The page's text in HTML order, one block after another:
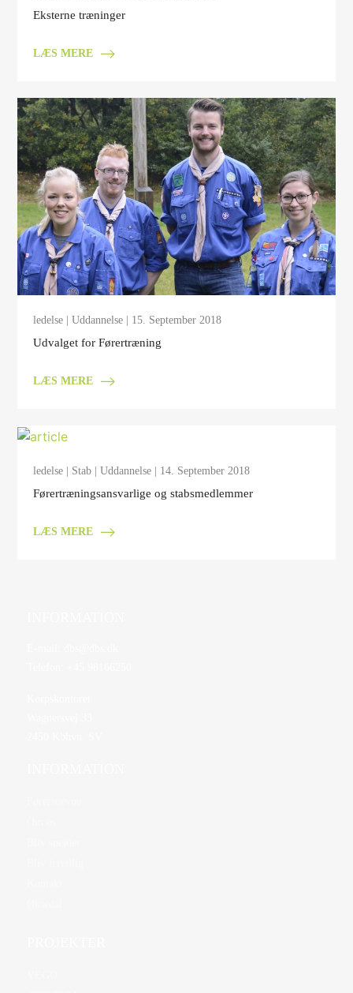
Eksterne træninger
LÆS MERE
ledelse |Uddannelse | 15. September 2018
Udvalget for Førertræning
LÆS MERE
ledelse | Stab |Uddannelse | 14. September 2018
Førertræningsansvarlige og stabsmedlemmer
LÆS MERE